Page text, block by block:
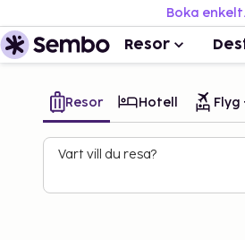
Boka
Resor
Resor Hotell Flyg
Vart vill du resa?